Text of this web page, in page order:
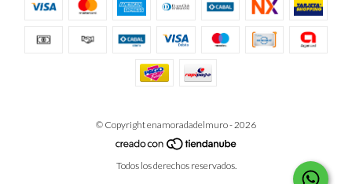
© Copyright enamoradadelmuro - 2026
Todos los derechos reservados.